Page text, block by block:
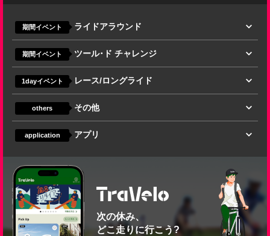
期間イベント ライドアラウンド
期間イベント ツール･ド チャレンジ
1dayイベント レース/ロングライド
others その他
application アプリ
次の休み、
どこ走りに行こう?